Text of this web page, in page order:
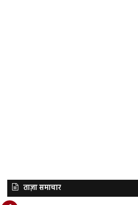
ताज़ा समाचार